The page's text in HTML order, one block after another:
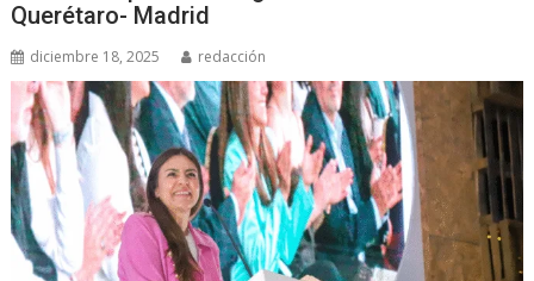
Querétaro- Madrid
diciembre 18, 2025 redacción